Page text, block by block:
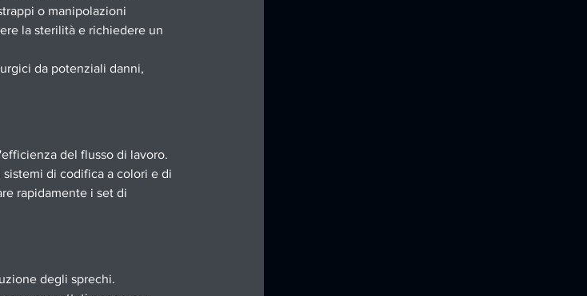
o manipolazioni
la sterilità e richiedere un
da potenziali danni,
del flusso di lavoro.
di codifica a colori e di
rapidamente i set di
degli sprechi.